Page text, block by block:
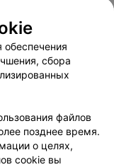
оплаты
сбора
файлов
позднее время.
о целях,
cookie вы